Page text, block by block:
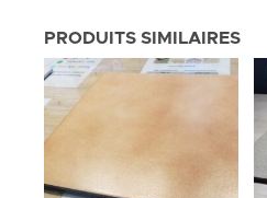
PRODUITS SIMILAIRES